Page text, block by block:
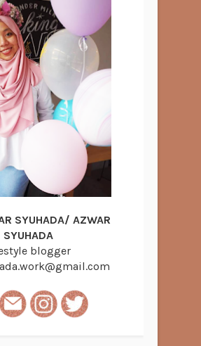
SYUHADA/ AZWAR
SYUHADA
blogger